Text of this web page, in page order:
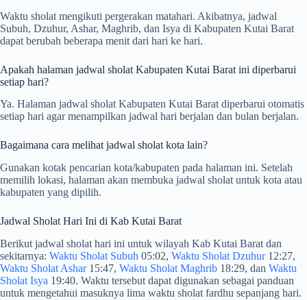
Waktu sholat mengikuti pergerakan matahari. Akibatnya, jadwal
Subuh, Dzuhur, Ashar, Maghrib, dan Isya di Kabupaten Kutai Barat
dapat berubah beberapa menit dari hari ke hari.
Apakah halaman jadwal sholat Kabupaten Kutai Barat ini diperbarui
setiap hari?
Ya. Halaman jadwal sholat Kabupaten Kutai Barat diperbarui otomatis
setiap hari agar menampilkan jadwal hari berjalan dan bulan berjalan.
Bagaimana cara melihat jadwal sholat kota lain?
Gunakan kotak pencarian kota/kabupaten pada halaman ini. Setelah
memilih lokasi, halaman akan membuka jadwal sholat untuk kota atau
kabupaten yang dipilih.
Jadwal Sholat Hari Ini di Kab Kutai Barat
Berikut jadwal sholat hari ini untuk wilayah Kab Kutai Barat dan
sekitarnya: Waktu Sholat Subuh 05:02, Waktu Sholat Dzuhur12:27,
Waktu Sholat Ashar15:47, Waktu Sholat Maghrib 18:29, dan Waktu
Sholat Isya 19:40. Waktu tersebut dapat digunakan sebagai panduan
untuk mengetahui masuknya lima waktu sholat fardhu sepanjang hari.